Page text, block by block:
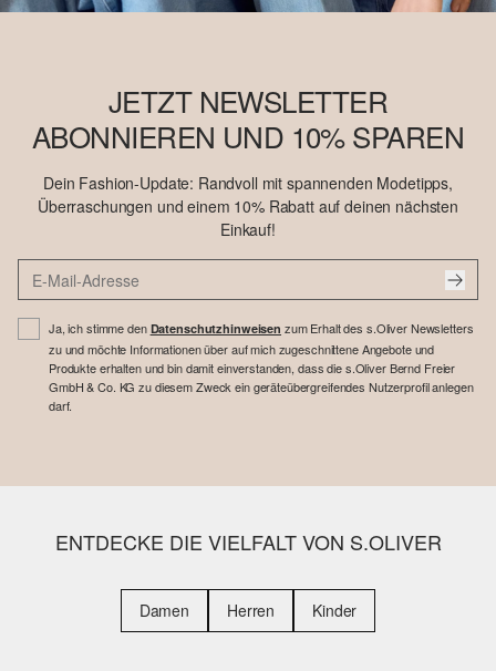
JETZT NEWSLETTER
ABONNIEREN UND 10% SPAREN
Dein Fashion-Update: Randvoll mit spannenden Modetipps,
Überraschungen und einem 10% Rabatt auf deinen nächsten
Einkauf!
Ja, ich stimme den Datenschutzhinweisen zum Erhalt des s.Oliver Newsletters
zu und möchte Informationen über auf mich zugeschnittene Angebote und
Produkte erhalten und bin damit einverstanden, dass die s.Oliver Bernd Freier
GmbH & Co. KG zu diesem Zweck ein geräteübergreifendes Nutzerprofil anlegen
darf.
ENTDECKE DIE VIELFALT VON S.OLIVER
Damen Herren Kinder